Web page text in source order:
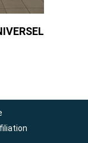
avec